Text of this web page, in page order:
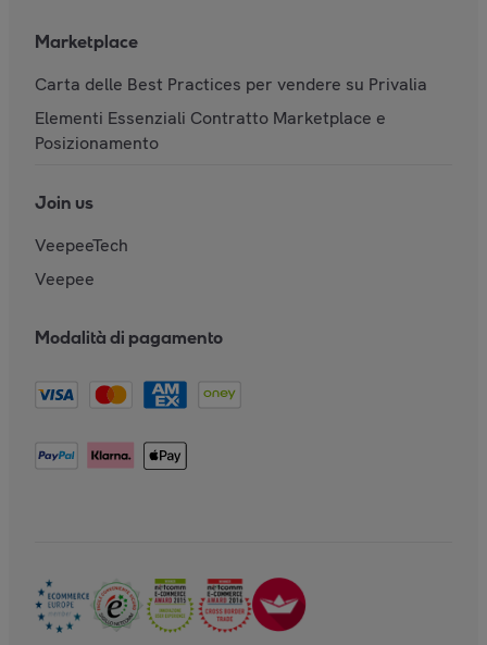
Marketplace
Carta delle Best Practices per vendere su Privalia
Elementi Essenziali Contratto Marketplace e
Posizionamento
Join us
VeepeeTech
Veepee
Modalità di pagamento